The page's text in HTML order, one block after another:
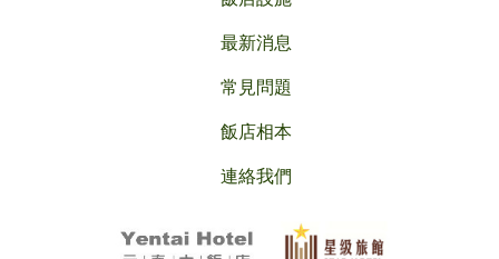
最新消息
常見問題
飯店相本
連絡我們